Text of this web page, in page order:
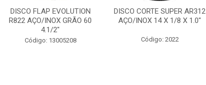
DISCO FLAP EVOLUTION
R822 AÇO/INOX GRÃO 60
4.1/2"
Código: 13005208
DISCO CORTE SUPER AR312
AÇO/INOX 14 X 1/8 X 1.0"
Código: 2022